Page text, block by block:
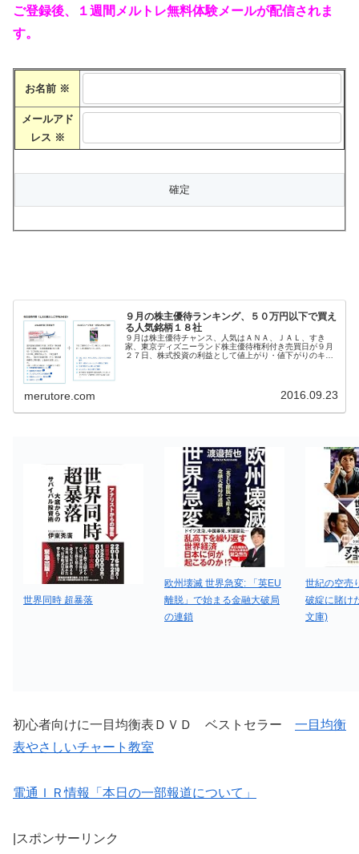
ご登録後、１週間メルトレ無料体験メールが配信されま
す。
お名前 ※
メールアド
レス ※
９月の株主優待ランキング、５０万円以下で買え
る人気銘柄１８社
９月は株主優待チャンス、人気はＡＮＡ、ＪＡＬ、すき
家、東京ディズニーランド株主優待権利付き売買日が９月
２７日、株式投資の利益として値上がり・値下がりのキャ
merutore.com 2016.09.23
世界同時 超暴落
欧州壊滅 世界急変: 「英EU
離脱」で始まる金融大破局
の連鎖
世紀の空
破綻に賭け
文庫)
初心者向けに一目均衡表ＤＶＤ ベストセラー 一目均衡
表やさしいチャート教室
電通ＩＲ情報「本日の一部報道について」
|スポンサーリンク